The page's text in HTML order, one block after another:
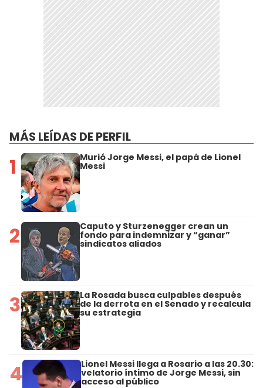
MÁS LEÍDAS DE PERFIL
1 Murió Jorge Messi, el papá de Lionel
Messi
2 Caputo y Sturzenegger crean un
fondo para indemnizar y “ganar”
sindicatos aliados
3 La Rosada busca culpables después
de la derrota en el Senado y recalcula
su estrategia
4 Lionel Messi llega a Rosario a las 20.30:
velatorio íntimo de Jorge Messi, sin
acceso al público